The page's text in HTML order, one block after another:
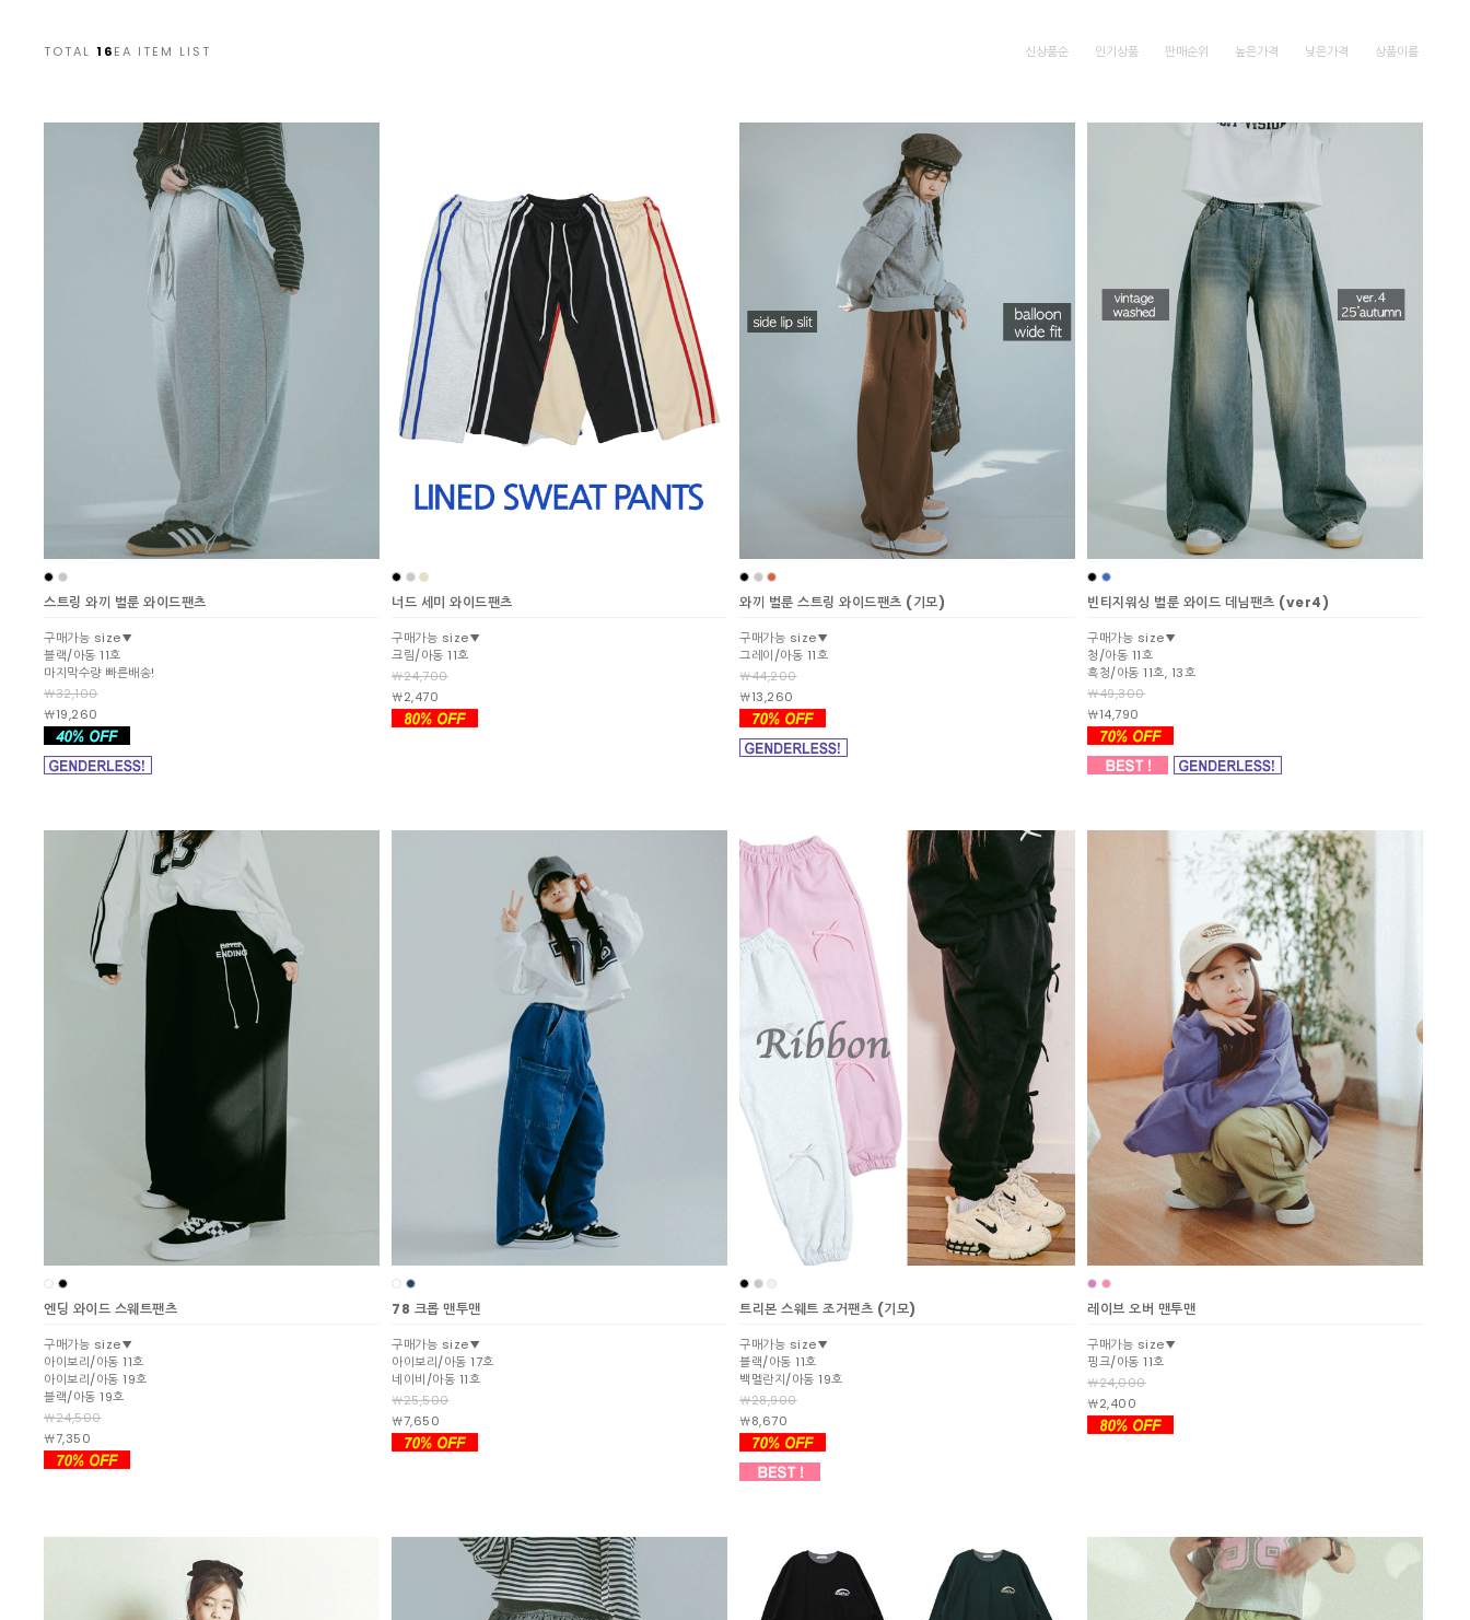
TOTAL 16EA ITEM LIST 신상품순 인기상품 판매순위 높은가격 낮은가격 상품이름
스트링 와끼 벌룬 와이드팬츠
구매가능 size▼
블랙/아동 11호
마지막수량 빠른배송!
￦32,100
￦19,260
너드 세미 와이드팬츠
구매가능 size▼
크림/아동 11호
￦24,700
￦2,470
와끼 벌룬 스트링 와이드팬츠 (기모)
구매가능 size▼
그레이/아동 11호
￦44,200
￦13,260
빈티지워싱 벌룬 와이드 데님팬츠 (ver4)
구매가능 size▼
청/아동 11호
흑청/아동 11호, 13호
￦49,300
￦14,790
엔딩 와이드 스웨트팬츠
구매가능 size▼
아이보리/아동 11호
아이보리/아동 19호
블랙/아동 19호
￦24,500
￦7,350
78 크롭 맨투맨
구매가능 size▼
아이보리/아동 17호
네이비/아동 11호
￦25,500
￦7,650
트리본 스웨트 조거팬츠 (기모)
구매가능 size▼
블랙/아동 11호
백멜란지/아동 19호
￦28,900
￦8,670
레이브 오버 맨투맨
구매가능 size▼
핑크/아동 11호
￦24,000
￦2,400